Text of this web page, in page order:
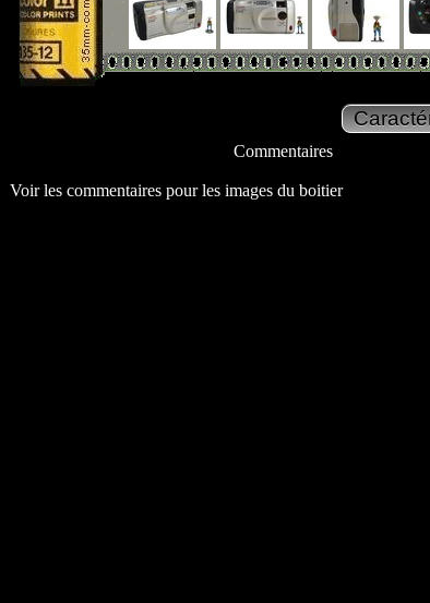
Commentaires
Voir les commentaires pour les images du boitier